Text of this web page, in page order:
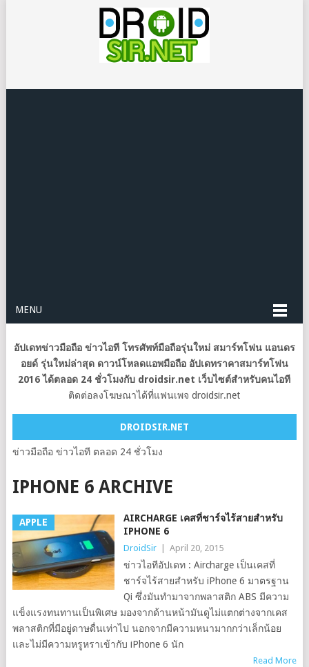
MENU
อัปเดทข่าวมือถือ ข่าวไอที โทรศัพท์มือถือรุ่นใหม่ สมาร์ทโฟน แอนดร
อยด์ รุ่นใหม่ล่าสุด ดาวน์โหลดแอพมือถือ อัปเดทราคาสมาร์ทโฟน
2016 ได้ตลอด 24 ชั่วโมงกับ droidsir.net เว็บไซต์สำหรับคนไอที
ติดต่อลงโฆษณาได้ที่แฟนเพจ droidsir.net
DROIDSIR.NET
ข่าวมือถือ ข่าวไอที ตลอด 24 ชั่วโมง
IPHONE 6 ARCHIVE
APPLE
AIRCHARGE เคสที่ชาร์จไร้สายสำหรับ
IPHONE 6
DroidSir April 20, 2015
ข่าวไอทีอัปเดท : Aircharge เป็นเคสที่
ชาร์จไร้สายสำหรับ iPhone 6 มาตรฐาน
Qi ซึ่งมันทำมาจากพลาสติก ABS มีความ
แข็งแรงทนทานเป็นพิเศษ มองจากด้านหน้ามันดูไม่แตกต่างจากเคส
พลาสติกที่มีอยู่ดาษดื่นเท่าไป นอกจากมีความหนามากกว่าเล็กน้อย
และไม่มีความหรูหราเข้ากับ iPhone 6 นัก
Read More